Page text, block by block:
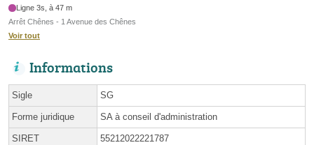
Ligne 3s, à 47 m
Arrêt Chênes - 1 Avenue des Chênes
Voir tout
Informations
Sigle SG
Forme juridique SA à conseil d'administration
SIRET 55212022221787